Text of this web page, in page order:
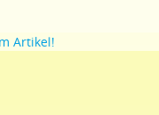
Artikel!